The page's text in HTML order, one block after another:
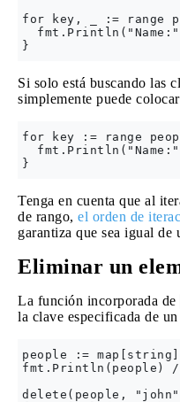
for key, _ := range
Si solo está buscando las
simplemente puede
for key := range
Tenga en cuenta que al
de rango, el orden de
garantiza que sea igual de
Eliminar un
La función incorporada de
la clave especificada de un
people :=
fmt.Println(people)
delete(people,